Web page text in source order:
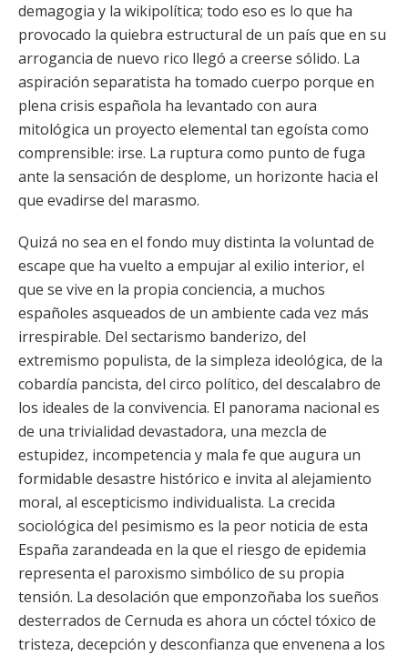
demagogia y la wikipolítica; todo eso es lo que ha
provocado la quiebra estructural de un país que en su
arrogancia de nuevo rico llegó a creerse sólido. La
aspiración separatista ha tomado cuerpo porque en
plena crisis española ha levantado con aura
mitológica un proyecto elemental tan egoísta como
comprensible: irse. La ruptura como punto de fuga
ante la sensación de desplome, un horizonte hacia el
que evadirse del marasmo.
Quizá no sea en el fondo muy distinta la voluntad de
escape que ha vuelto a empujar al exilio interior, el
que se vive en la propia conciencia, a muchos
españoles asqueados de un ambiente cada vez más
irrespirable. Del sectarismo banderizo, del
extremismo populista, de la simpleza ideológica, de la
cobardía pancista, del circo político, del descalabro de
los ideales de la convivencia. El panorama nacional es
de una trivialidad devastadora, una mezcla de
estupidez, incompetencia y mala fe que augura un
formidable desastre histórico e invita al alejamiento
moral, al escepticismo individualista. La crecida
sociológica del pesimismo es la peor noticia de esta
España zarandeada en la que el riesgo de epidemia
representa el paroxismo simbólico de su propia
tensión. La desolación que emponzoñaba los sueños
desterrados de Cernuda es ahora un cóctel tóxico de
tristeza, decepción y desconfianza que envenena a los